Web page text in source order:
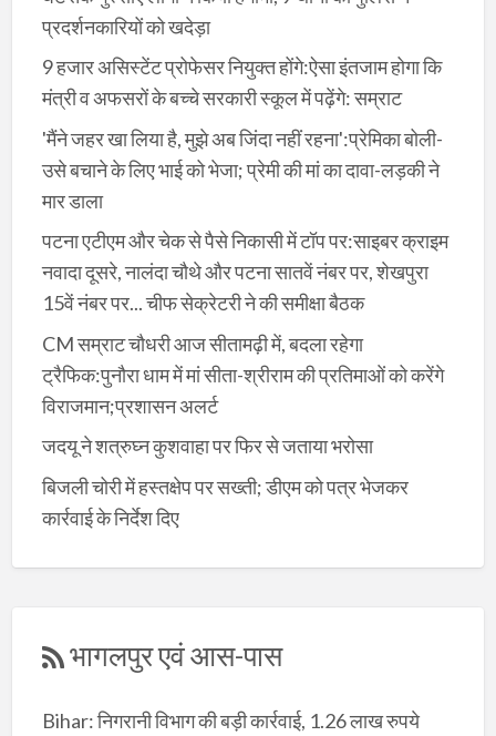
प्रदर्शनकारियों को खदेड़ा
9 हजार असिस्टेंट प्रोफेसर नियुक्त होंगे:ऐसा इंतजाम होगा कि
मंत्री व अफसरों के बच्चे सरकारी स्कूल में पढ़ेंगे: सम्राट
'मैंने जहर खा लिया है, मुझे अब जिंदा नहीं रहना':प्रेमिका बोली-
उसे बचाने के लिए भाई को भेजा; प्रेमी की मां का दावा-लड़की ने
मार डाला
पटना एटीएम और चेक से पैसे निकासी में टॉप पर:साइबर क्राइम
नवादा दूसरे, नालंदा चौथे और पटना सातवें नंबर पर, शेखपुरा
15वें नंबर पर... चीफ सेक्रेटरी ने की समीक्षा बैठक
CM सम्राट चौधरी आज सीतामढ़ी में, बदला रहेगा
ट्रैफिक:पुनौरा धाम में मां सीता-श्रीराम की प्रतिमाओं को करेंगे
विराजमान;प्रशासन अलर्ट
जदयू ने शत्रुघ्न कुशवाहा पर फिर से जताया भरोसा
बिजली चोरी में हस्तक्षेप पर सख्ती; डीएम को पत्र भेजकर
कार्रवाई के निर्देश दिए
भागलपुर एवं आस-पास
Bihar: निगरानी विभाग की बड़ी कार्रवाई, 1.26 लाख रुपये